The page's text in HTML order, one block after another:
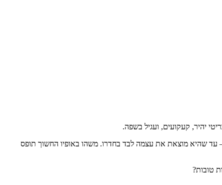
יהיר, קעקועים, ועגיל בשפה.
עד שהיא מוצאת את עצמה לבד בחדרו. משהו באופיו החשוך תופס
טובות?